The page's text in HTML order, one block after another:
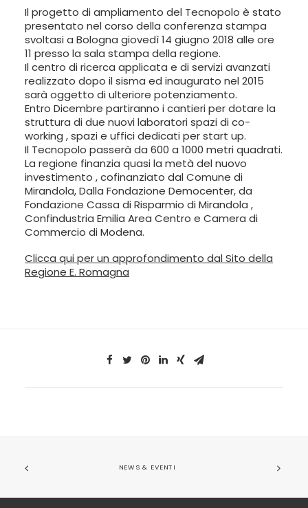
LANGUAGE:
ENG
ITA
Il progetto di ampliamento del Tecnopolo è stato
presentato nel corso della conferenza stampa
svoltasi a Bologna giovedì 14 giugno 2018 alle ore
11 presso la sala stampa della regione.
Il centro di ricerca applicata e di servizi avanzati
realizzato dopo il sisma ed inaugurato nel 2015
sarà oggetto di ulteriore potenziamento.
Entro Dicembre partiranno i cantieri per dotare la
struttura di due nuovi laboratori spazi di co-
working , spazi e uffici dedicati per start up.
Il Tecnopolo passerà da 600 a 1000 metri quadrati.
La regione finanzia quasi la metà del nuovo
investimento , cofinanziato dal Comune di
Mirandola, Dalla Fondazione Democenter, da
Fondazione Cassa di Risparmio di Mirandola ,
Confindustria Emilia Area Centro e Camera di
Commercio di Modena.
Clicca qui per un approfondimento dal Sito della
Regione E. Romagna
NEWS & EVENTI